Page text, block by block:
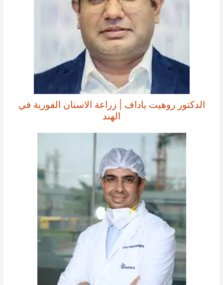
الدكتور روهيت ياداف | زراعة الاسنان الفورية في
الهند